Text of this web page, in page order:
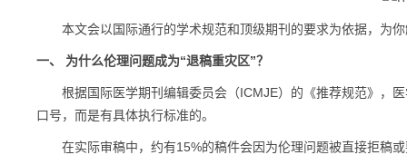
本文会以国际通行的学术规范和顶级期刊的要求为依据，为你
一、 为什么伦理问题成为“退稿重灾区”？
根据国际医学期刊编辑委员会（ICMJE）的《推荐规范》，医
口号，而是有具体执行标准的。
在实际审稿中，约有15%的稿件会因为伦理问题被直接拒稿或